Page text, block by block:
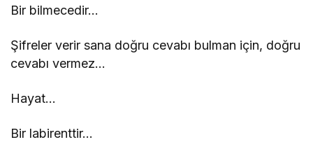
Bir bilmecedir…
Şifreler verir sana doğru cevabı bulman için, doğru
cevabı vermez…
Hayat…
Bir labirenttir…